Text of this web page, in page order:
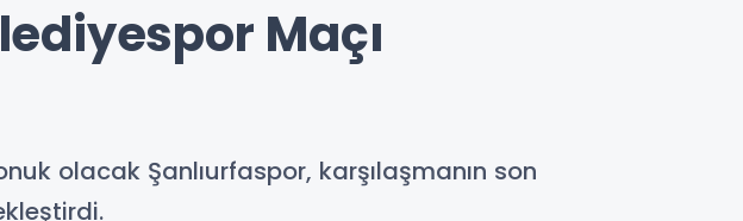
Maçı
olacak Şanlıurfaspor, karşılaşmanın son